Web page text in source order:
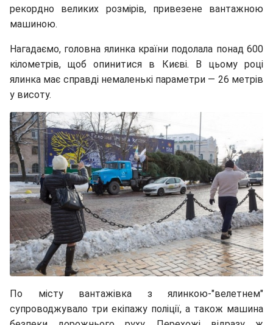
рекордно великих розмірів, привезене вантажною
машиною.
Нагадаємо, головна ялинка країни подолала понад 600
кілометрів, щоб опинитися в Києві. В цьому році
ялинка має справді немаленькі параметри — 26 метрів
у висоту.
По місту вантажівка з ялинкою-"велетнем"
супроводжувало три екіпажу поліції, а також машина